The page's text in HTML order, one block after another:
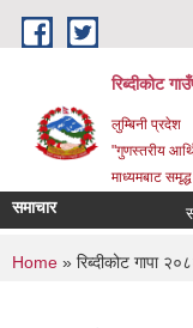
Skip to main content
रिब्दीकोट
लुम्बिनी प्रदेश
"गुणस्तरीय
माध्यमबाट
समाचार
You are
Home » रिब्दीकोट गापा